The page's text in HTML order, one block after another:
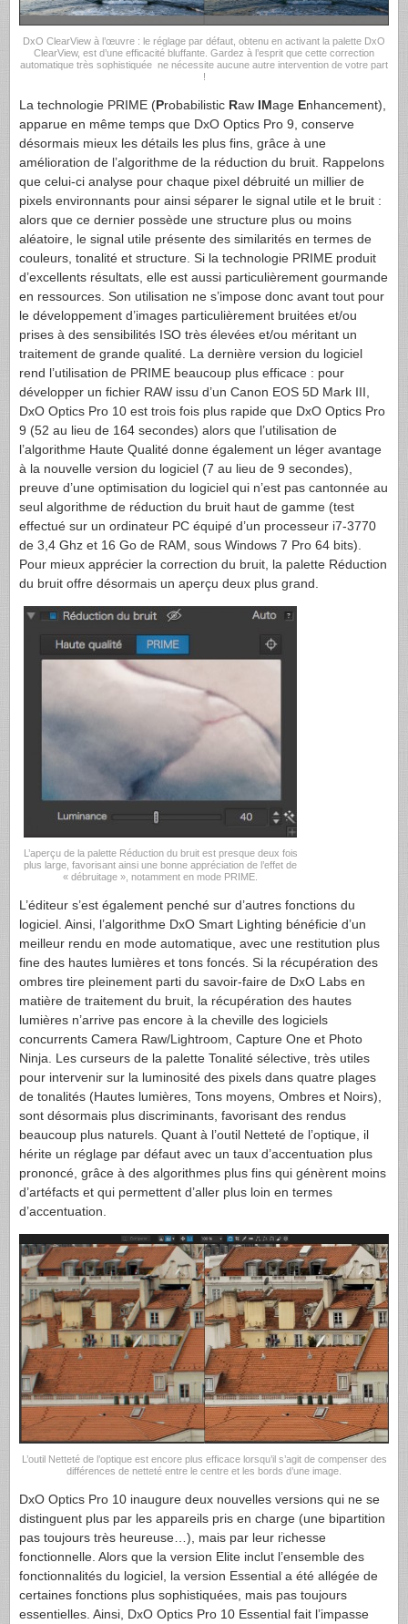
DxO ClearView à l’œuvre : le réglage par défaut, obtenu en activant la palette DxO
ClearView, est d’une efficacité bluffante. Gardez à l’esprit que cette correction
automatique très sophistiquée ne nécessite aucune autre intervention de votre part
!
La technologie PRIME (Probabilistic Raw IMage Enhancement),
apparue en même temps que DxO Optics Pro 9, conserve
désormais mieux les détails les plus fins, grâce à une
amélioration de l’algorithme de la réduction du bruit. Rappelons
que celui-ci analyse pour chaque pixel débruité un millier de
pixels environnants pour ainsi séparer le signal utile et le bruit :
alors que ce dernier possède une structure plus ou moins
aléatoire, le signal utile présente des similarités en termes de
couleurs, tonalité et structure. Si la technologie PRIME produit
d’excellents résultats, elle est aussi particulièrement gourmande
en ressources. Son utilisation ne s’impose donc avant tout pour
le développement d’images particulièrement bruitées et/ou
prises à des sensibilités ISO très élevées et/ou méritant un
traitement de grande qualité. La dernière version du logiciel
rend l’utilisation de PRIME beaucoup plus efficace : pour
développer un fichier RAW issu d’un Canon EOS 5D Mark III,
DxO Optics Pro 10 est trois fois plus rapide que DxO Optics Pro
9 (52 au lieu de 164 secondes) alors que l’utilisation de
l’algorithme Haute Qualité donne également un léger avantage
à la nouvelle version du logiciel (7 au lieu de 9 secondes),
preuve d’une optimisation du logiciel qui n’est pas cantonnée au
seul algorithme de réduction du bruit haut de gamme (test
effectué sur un ordinateur PC équipé d’un processeur i7-3770
de 3,4 Ghz et 16 Go de RAM, sous Windows 7 Pro 64 bits).
Pour mieux apprécier la correction du bruit, la palette Réduction
du bruit offre désormais un aperçu deux plus grand.
L’aperçu de la palette Réduction du bruit est presque deux fois
plus large, favorisant ainsi une bonne appréciation de l’effet de
« débruitage », notamment en mode PRIME.
L’éditeur s’est également penché sur d’autres fonctions du
logiciel. Ainsi, l’algorithme DxO Smart Lighting bénéficie d’un
meilleur rendu en mode automatique, avec une restitution plus
fine des hautes lumières et tons foncés. Si la récupération des
ombres tire pleinement parti du savoir-faire de DxO Labs en
matière de traitement du bruit, la récupération des hautes
lumières n’arrive pas encore à la cheville des logiciels
concurrents Camera Raw/Lightroom, Capture One et Photo
Ninja. Les curseurs de la palette Tonalité sélective, très utiles
pour intervenir sur la luminosité des pixels dans quatre plages
de tonalités (Hautes lumières, Tons moyens, Ombres et Noirs),
sont désormais plus discriminants, favorisant des rendus
beaucoup plus naturels. Quant à l’outil Netteté de l’optique, il
hérite un réglage par défaut avec un taux d’accentuation plus
prononcé, grâce à des algorithmes plus fins qui génèrent moins
d’artéfacts et qui permettent d’aller plus loin en termes
d’accentuation.
L’outil Netteté de l’optique est encore plus efficace lorsqu’il s’agit de compenser des
différences de netteté entre le centre et les bords d’une image.
DxO Optics Pro 10 inaugure deux nouvelles versions qui ne se
distinguent plus par les appareils pris en charge (une bipartition
pas toujours très heureuse…), mais par leur richesse
fonctionnelle. Alors que la version Elite inclut l’ensemble des
fonctionnalités du logiciel, la version Essential a été allégée de
certaines fonctions plus sophistiquées, mais pas toujours
essentielles. Ainsi, DxO Optics Pro 10 Essential fait l’impasse